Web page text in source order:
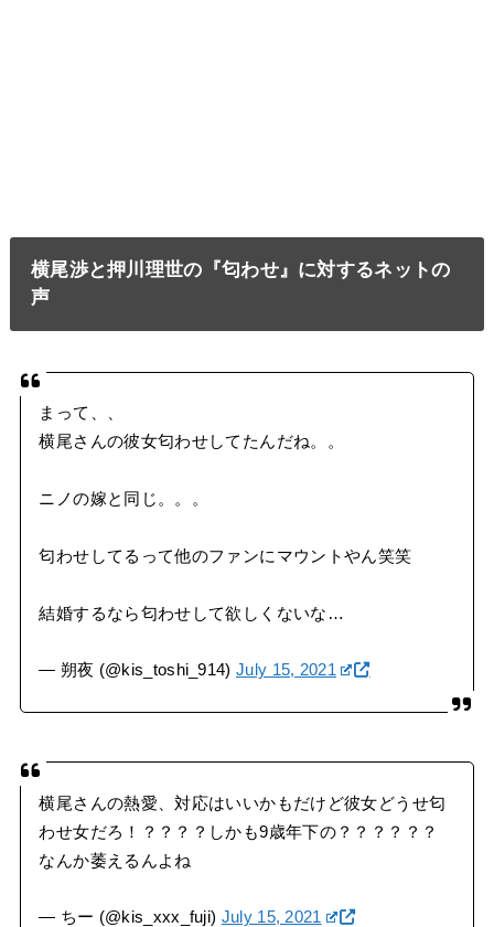
横尾渉と押川理世の『匂わせ』に対するネットの
声
まって、、
横尾さんの彼女匂わせしてたんだね。。
ニノの嫁と同じ。。。
匂わせしてるって他のファンにマウントやん笑笑
結婚するなら匂わせして欲しくないな…
— 朔夜 (@kis_toshi_914) July 15, 2021
横尾さんの熱愛、対応はいいかもだけど彼女どうせ匂
わせ女だろ！？？？？しかも9歳年下の？？？？？？
なんか萎えるんよね
— ちー (@kis_xxx_fuji) July 15, 2021